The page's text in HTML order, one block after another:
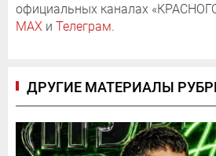
официальных каналах
MAX и Телеграм.
ДРУГИЕ МАТЕРИАЛЫ